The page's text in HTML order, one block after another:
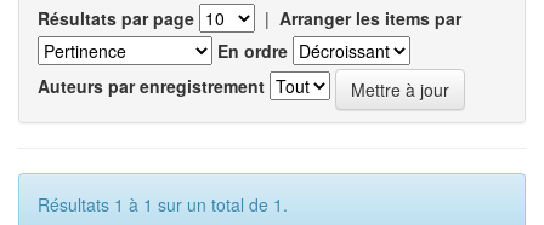
Résultats par page | Arranger les items par
En ordre
Auteurs par enregistrement
Résultats 1 à 1 sur un total de 1.